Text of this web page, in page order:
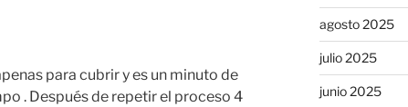
para cubrir y es un minuto de
. Después de repetir el proceso 4
agosto 2025
julio 2025
junio 2025